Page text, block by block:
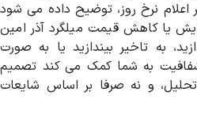
اعلام نرخ روز، توضیح داده می شود
یا کاهش قیمت میلگرد آذر امین
به تاخیر بیندازید یا به صورت
به شما کمک می کند تصمیم
و نه صرفا بر اساس شایعات